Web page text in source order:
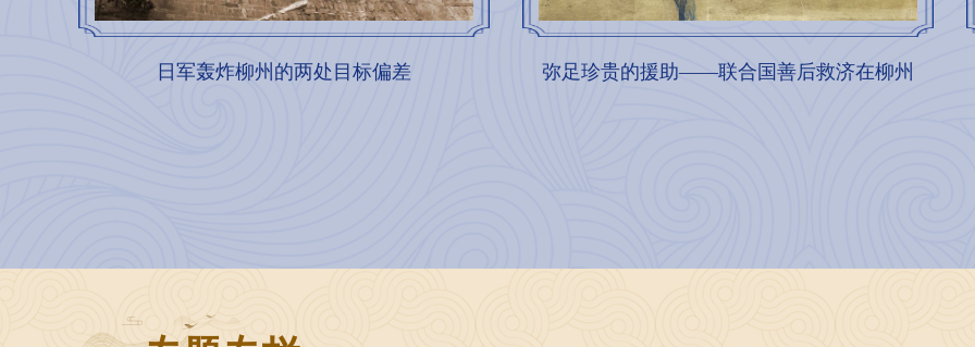
日军轰炸柳州的两处目标偏差 弥足珍贵的援助——联合国善后救济在柳州